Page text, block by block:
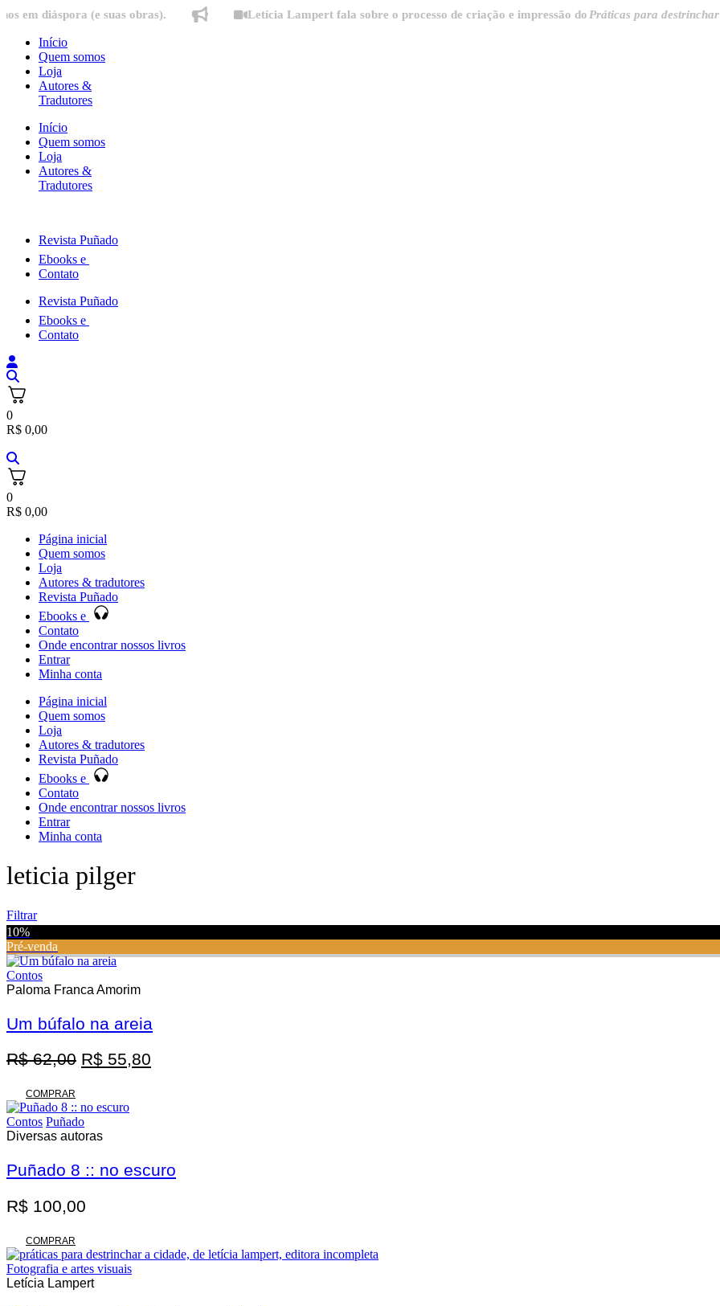
Ir
conteúdo
(e suas obras). Letícia Lampert fala sobre o processo de criação e impressão doPráticas para destrinchar a
Início
Quem somos
Loja
Autores &
Tradutores
Início
Quem somos
Loja
Autores &
Tradutores
Revista Puñado
Ebooks e
Contato
Revista Puñado
Ebooks e
Contato
0
R$ 0,00
0
R$ 0,00
Página inicial
Quem somos
Loja
Autores & tradutores
Revista Puñado
Ebooks e
Contato
Onde encontrar nossos livros
Entrar
Minha conta
Página inicial
Quem somos
Loja
Autores & tradutores
Revista Puñado
Ebooks e
Contato
Onde encontrar nossos livros
Entrar
Minha conta
leticia pilger
Filtrar
Promoção
10%
Pré-venda
Contos
Paloma Franca Amorim
Um búfalo na areia
R$62,00 O
era:
R$ 62,00.
R$ 55,80
COMPRAR
Contos Puñado
Diversas autoras
Puñado 8 :: no escuro
R$ 100,00
COMPRAR
Fotografia e artes visuais
Letícia Lampert